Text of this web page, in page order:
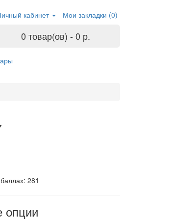
кабинет Мои закладки (0)
0 товар(ов) - 0 р.
281
опции